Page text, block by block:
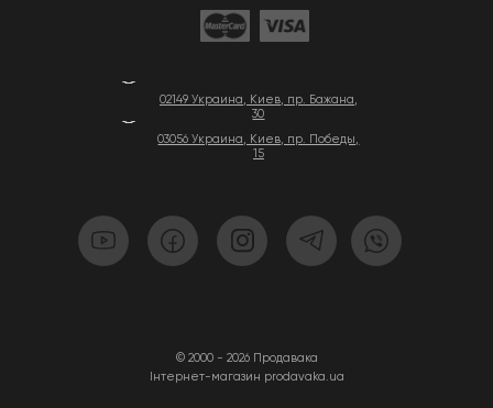
02149 Украина, Киев, пр. Бажана,
30
03056 Украина, Киев, пр. Победы,
15
© 2000 - 2026 Продавака
Інтернет-магазин prodavaka.ua